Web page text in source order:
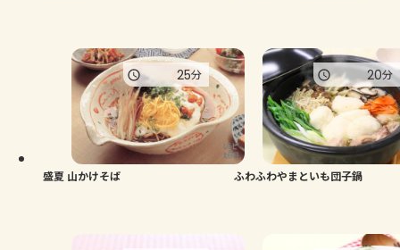
盛夏 山かけそば
25分
ふわふわやまといも団子鍋
20分